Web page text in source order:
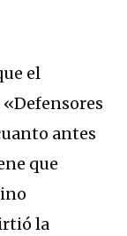
el
antes
que
la